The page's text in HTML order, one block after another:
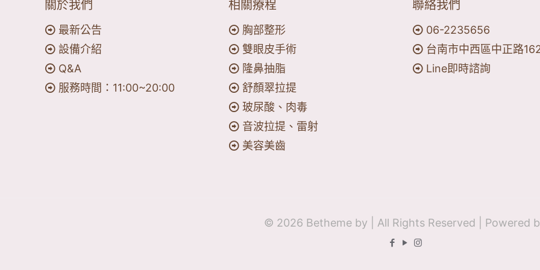
關於我們
最新公告
設備介紹
Q&A
服務時間：11:00~20:00
相關療程
胸部整形
雙眼皮手術
隆鼻抽脂
舒顏翠拉提
玻尿酸、肉毒
音波拉提、雷射
美容美齒
聯絡我們
06-2235656
台南市中西區中正路
Line即時諮詢
© 2026 Betheme by | All Rights Reserved | Powered